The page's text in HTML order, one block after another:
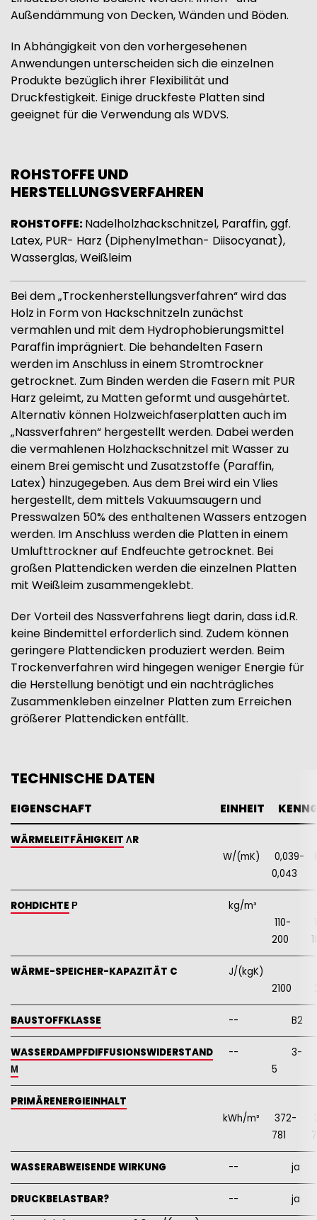
Außendämmung von Decken, Wänden und Böden.
In Abhängigkeit von den vorhergesehenen
Anwendungen unterscheiden sich die einzelnen
Produkte bezüglich ihrer Flexibilität und
Druckfestigkeit. Einige druckfeste Platten sind
geeignet für die Verwendung als WDVS.
ROHSTOFFE UND
HERSTELLUNGSVERFAHREN
ROHSTOFFE:Nadelholzhackschnitzel, Paraffin, ggf.
Latex, PUR- Harz (Diphenylmethan- Diisocyanat),
Wasserglas, Weißleim
Bei dem „Trockenherstellungsverfahren“ wird das
Holz in Form von Hackschnitzeln zunächst
vermahlen und mit dem Hydrophobierungsmittel
Paraffin imprägniert. Die behandelten Fasern
werden im Anschluss in einem Stromtrockner
getrocknet. Zum Binden werden die Fasern mit PUR
Harz geleimt, zu Matten geformt und ausgehärtet.
Alternativ können Holzweichfaserplatten auch im
„Nassverfahren“ hergestellt werden. Dabei werden
die vermahlenen Holzhackschnitzel mit Wasser zu
einem Brei gemischt und Zusatzstoffe (Paraffin,
Latex) hinzugegeben. Aus dem Brei wird ein Vlies
hergestellt, dem mittels Vakuumsaugern und
Presswalzen 50% des enthaltenen Wassers entzogen
werden. Im Anschluss werden die Platten in einem
Umlufttrockner auf Endfeuchte getrocknet. Bei
großen Plattendicken werden die einzelnen Platten
mit Weißleim zusammengeklebt.
Der Vorteil des Nassverfahrens liegt darin, dass i.d.R.
keine Bindemittel erforderlich sind. Zudem können
geringere Plattendicken produziert werden. Beim
Trockenverfahren wird hingegen weniger Energie für
die Herstellung benötigt und ein nachträgliches
Zusammenkleben einzelner Platten zum Erreichen
größerer Plattendicken entfällt.
TECHNISCHE DATEN
EIGENSCHAFT EINHEIT
WÄRMELEITFÄHIGKEIT ΛR
W/(mK)
0,039-
0,043
ROHDICHTE Ρ
kg/m³
110-
200
WÄRME-SPEICHER-KAPAZITÄT C
J/(kgK)
2100
BAUSTOFFKLASSE -- B2
WASSERDAMPFDIFFUSIONSWIDERSTAND
Μ
--
3-
5
PRIMÄRENERGIEINHALT
kWh/m³
372-
781
WASSERABWEISENDE WIRKUNG -- ja
DRUCKBELASTBAR? -- ja